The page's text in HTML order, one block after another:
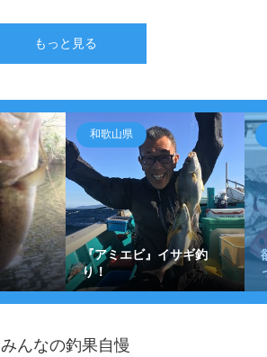
もっと見る
和歌山県
『アミエビ』イサギ釣
り！
みんなの釣果自慢